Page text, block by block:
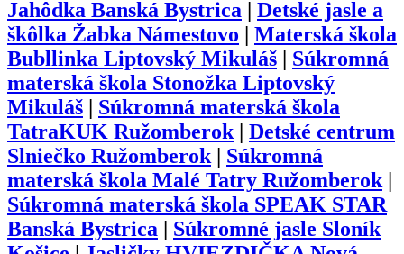
Jahôdka Banská Bystrica
Detské jasle a
škôlka Žabka Námestovo
Materská škola
Bubllinka Liptovský Mikuláš
Súkromná
materská škola Stonožka Liptovský
Mikuláš
Súkromná materská škola
TatraKUK Ružomberok| Detské centrum
Slniečko Ružomberok| Súkromná
materská škola Malé Tatry Ružomberok|
Súkromná materská škola SPEAK STAR
Banská Bystrica
Súkromné jasle Sloník